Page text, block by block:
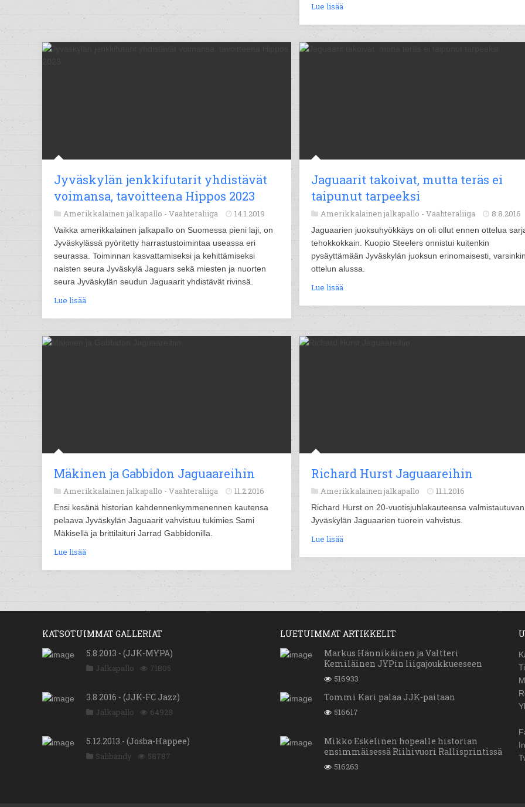
Lue lisää
Jyväskylän jenkkifutarit yhdistävät
voimansa, tavoitteena Hippos 2023
Amerikkalainen jalkapallo - Vaahteraliiga 14.1.2019
Vaikka amerikkalainen jalkapallo on Suomessa pieni laji, on
Jyväskylässä pyöritetty harrastustoimintaa useassa eri
seurassa. Toiminnan kasvattamiseksi ja kehittämiseksi
naisten seura Jyväskylä Jaguars sekä miesten ja nuorten
seura Jyväskylän seudun Jaguaarit yhdistävät rivinsä.
Lue lisää
Jaguaarit takoivat, mutta teräs ei
taipunut tarpeeksi
Amerikkalainen jalkapallo - Vaahteraliiga 8.8.2016
Jaguaarien juoksuhyökkäys on oli ollut ennen ottelua
tehokkokkain. Kuopio Steelers onnistui kuitenkin
pysäyttämään Jyväskylän juoksun erinomaisesti,
ottelun alussa.
Lue lisää
Mäkinen ja Gabbidon Jaguaareihin
Amerikkalainen jalkapallo - Vaahteraliiga 11.2.2016
Ensi kesänä historian kahdennenkymmenennen kautensa
pelaava Jyväskylän Jaguaarit vahvistuu tukimies Sami
Mäkisellä ja brittilaituri Jarrad Gabbidonilla.
Lue lisää
Richard Hurst Jaguaareihin
Amerikkalainen jalkapallo 11.1.2016
Richard Hurst on 20-vuotisjuhlakauteensa valmistautuvan
Jyväskylän Jaguaarien tuorein vahvistus.
Lue lisää
KATSOTUIMMAT GALLERIAT
5.8.2013 - (JJK-MYPA)
Jalkapallo 71805
3.8.2016 - (JJK-FC Jazz)
Jalkapallo 64928
5.12.2013 - (Josba-Happee)
Salibandy 58787
LUETUIMMAT ARTIKKELIT
Markus Hännikäinen ja Valtteri
Kemiläinen JYPin liigajoukkueeseen
516933
Tommi Kari palaa JJK-paitaan
516617
Mikko Eskelinen hopealle historian
ensimmäisessä Riihivuori Rallisprintissä
516263